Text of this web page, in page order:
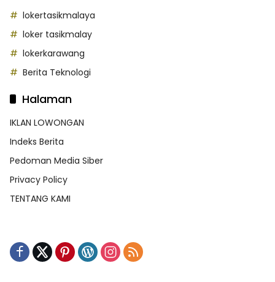
lokertasikmalaya
loker tasikmalay
lokerkarawang
Berita Teknologi
Halaman
IKLAN LOWONGAN
Indeks Berita
Pedoman Media Siber
Privacy Policy
TENTANG KAMI